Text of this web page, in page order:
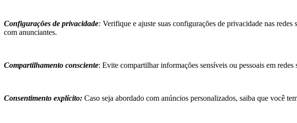
Configurações de privacidade: Verifique e ajuste suas configurações de privacidade nas
com anunciantes.
Compartilhamento consciente: Evite compartilhar informações sensíveis ou pessoais em
Consentimento explícito: Caso seja abordado com anúncios personalizados, saiba que você